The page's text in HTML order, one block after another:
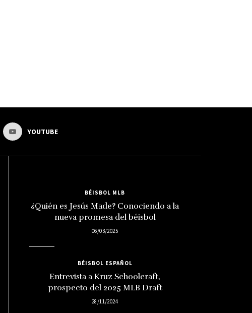
YOUTUBE
BÉISBOL MLB
¿Quién es Jesús Made? Conociendo a la
nueva promesa del béisbol
06/03/2025
BÉISBOL ESPAÑOL
Entrevista a Kruz Schoolcraft,
prospecto del 2025 MLB Draft
28/11/2024